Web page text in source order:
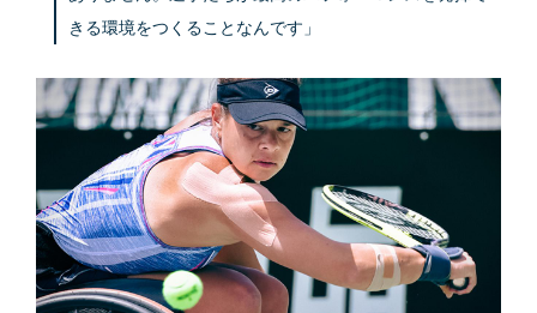
きる環境をつくることなんです」